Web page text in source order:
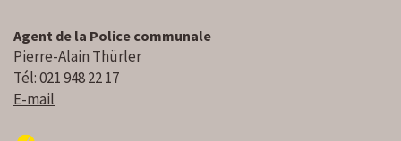
Agent de la Police communale
Pierre-Alain Thürler
Tél: 021 948 22 17
E-mail